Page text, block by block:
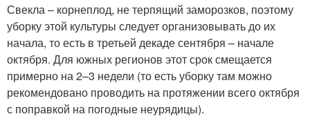
Свекла – корнеплод, не терпящий заморозков, поэтому
уборку этой культуры следует организовывать до их
начала, то есть в третьей декаде сентября – начале
октября. Для южных регионов этот срок смещается
примерно на 2–3 недели (то есть уборку там можно
рекомендовано проводить на протяжении всего октября
с поправкой на погодные неурядицы).